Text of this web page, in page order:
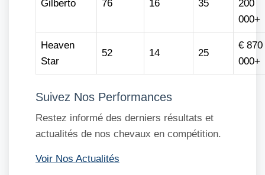
Gilberto 76 16 35
200
000+
Heaven
Star
52 14 25
€ 870
000+
Suivez Nos Performances
Restez informé des derniers résultats et
actualités de nos chevaux en compétition.
Voir Nos Actualités